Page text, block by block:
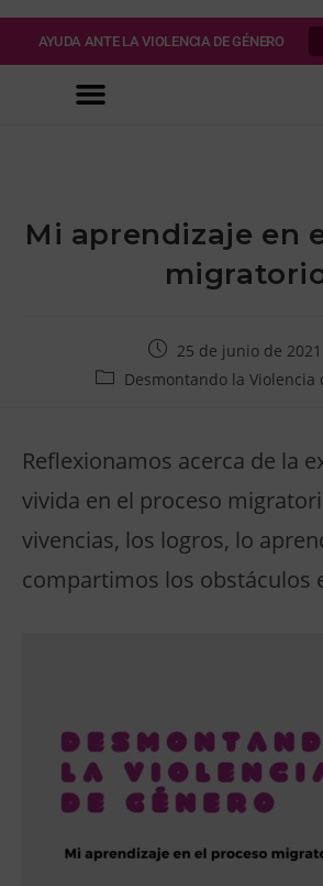
AYUDA ANTE LA VIOLENCIA DE GÉNERO
Mi aprendizaje en
25 de junio de 2021
Desmontando la Violencia
Reflexionamos acerca de la
vivida en el proceso
vivencias, los logros, lo
compartimos los obstáculos